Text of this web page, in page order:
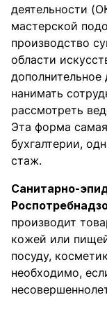
деятельности
мастерской
производство
области
дополнительное
нанимать
рассмотреть
Эта форма
бухгалтерии,
стаж.
Санитарно-
производит
кожей или
посуду,
необходимо,